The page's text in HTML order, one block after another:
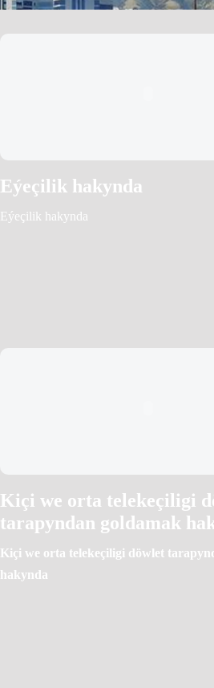
Eýeçilik hakynda
Eýeçilik hakynda
Kiçi we orta telekeçiligi
tarapyndan goldamak
Kiçi we orta telekeçiligi döwlet
hakynda